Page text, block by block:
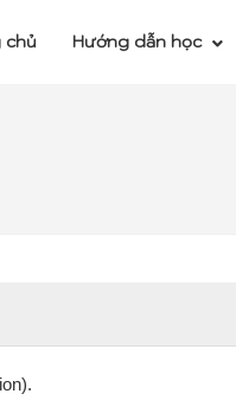
chủ Hướng dẫn học